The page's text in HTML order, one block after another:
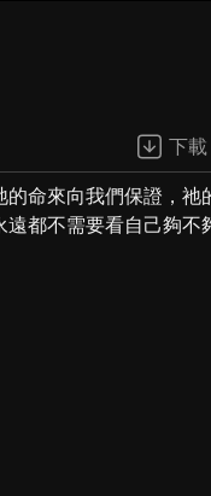
下載
命來向我們保證，祂
都不需要看自己夠不